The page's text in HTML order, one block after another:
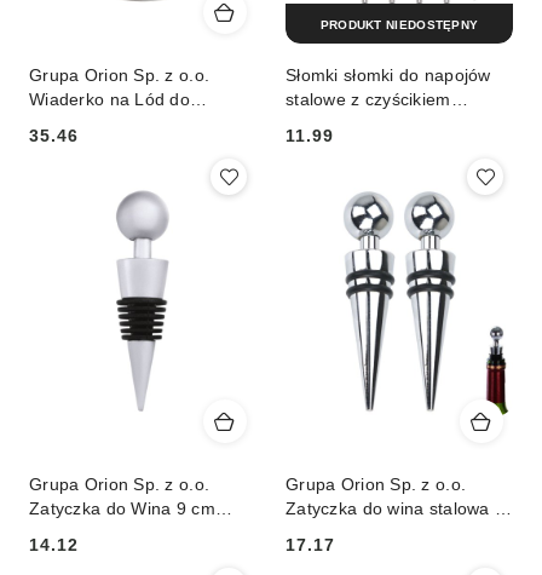
Grupa Orion Sp. z o.o.
Wiaderko na Lód do
Stalowe EXCELLENT
35.46
Słomki słomki do napojów
stalowe z czyścikiem
ACER 21 cm
11.99
PRODUKT NIEDOSTĘPNY
Grupa Orion Sp. z o.o.
Zatyczka do Wina 9 cm
Nierdzewnej Korek do
Cena:
14.12
Grupa Orion Sp. z o.o.
Zatyczka do wina stalowa 9
Cena:
17.17